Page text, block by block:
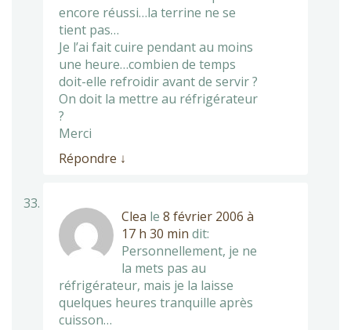
encore réussi…la terrine ne se
tient pas…
Je l’ai fait cuire pendant au moins
une heure…combien de temps
doit-elle refroidir avant de servir ?
On doit la mettre au réfrigérateur
?
Merci
Répondre ↓
Clea le 8 février 2006 à
17 h 30 min dit:
Personnellement, je ne
la mets pas au
réfrigérateur, mais je la laisse
quelques heures tranquille après
cuisson…